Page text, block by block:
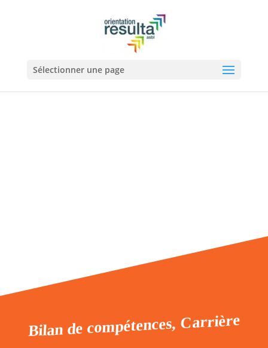
Sélectionner une page
Bilan de compétences, Carrière